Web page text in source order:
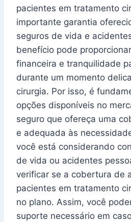
pacientes em tratamento
importante garantia
seguros de vida e
benefício pode
financeira e tranquilidade
durante um momento
cirurgia. Por isso, é
opções disponíveis no
seguro que ofereça uma
e adequada às
você está considerando
de vida ou acidentes
verificar se a cobertura de
pacientes em tratamento
no plano. Assim, você
suporte necessário em